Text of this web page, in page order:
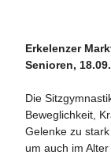
Erkelenzer
Senioren,
Die
Beweglichkeit,
Gelenke zu
um auch im